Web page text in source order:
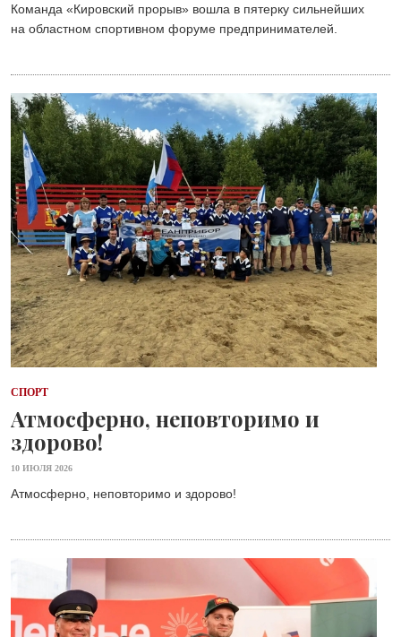
Команда «Кировский прорыв» вошла в пятерку сильнейших
на областном спортивном форуме предпринимателей.
СПОРТ
Атмосферно, неповторимо и
здорово!
10 ИЮЛЯ 2026
Атмосферно, неповторимо и здорово!